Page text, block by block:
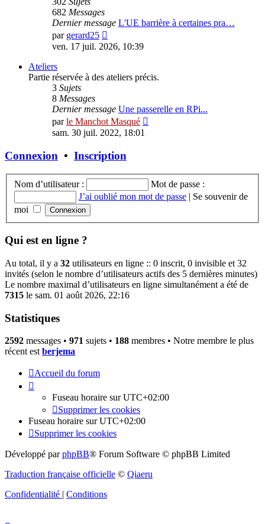
682 Messages
Dernier message L'UE barrière à certaines pra…
par gerard25
le
ven. 17 juil. 2026, 10:39
Ateliers
Partie réservée à des ateliers précis.
3 Sujets
8 Messages
Dernier message Une passerelle en RPi...
parle Manchot Masqué
sam. 30 juil. 2022, 18:01
Connexion • Inscription
Nom d’utilisateur :
Mot de passe :
J’ai oublié mon mot de passe | Se souvenir de
moi
Qui est en ligne ?
Au total, il y a 32 utilisateurs en ligne :: 0 inscrit, 0 invisible et 32
invités (selon le nombre d’utilisateurs actifs des 5 dernières minutes)
Le nombre maximal d’utilisateurs en ligne simultanément a été de
7315 le sam. 01 août 2026, 22:16
Statistiques
2592 messages • 971 sujets • 188 membres • Notre membre le plus
récent est berjema
Accueil du forum
Fuseau horaire surUTC+02:00
Supprimer les cookies
Fuseau horaire surUTC+02:00
Supprimer les cookies
Développé parphpBB® Forum Software © phpBB Limited
Traduction française officielle © Qiaeru
Confidentialité | Conditions